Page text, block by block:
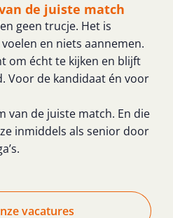
de juiste match
geen trucje. Het is
en niets aannemen.
om écht te kijken en blijft
Voor de kandidaat én voor
van de juiste match. En die
inmiddels als senior door
vacatures